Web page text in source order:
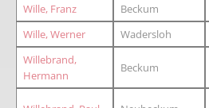
Wille, Franz
Beckum
Wille, Werner
Wadersloh
Willebrand,
Hermann
Beckum